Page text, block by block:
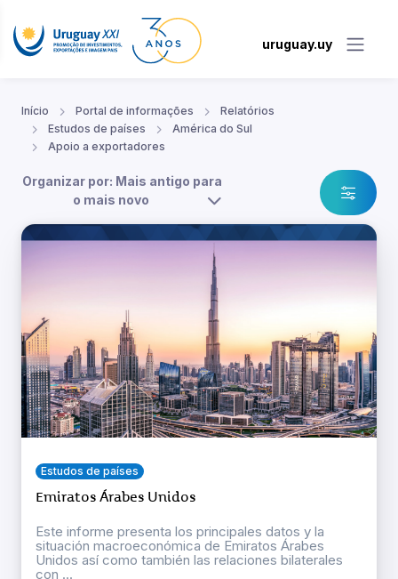
uruguay.uy
Início Portal de informações
Relatórios
Estudos de países
América do Sul
Apoio a exportadores
Organizar por: Mais antigo para
o mais novo
Estudos de países
Emiratos Árabes Unidos
Este informe presenta los principales datos y la
situación macroeconómica de Emiratos Árabes
Unidos así como también las relaciones bilaterales
con ...